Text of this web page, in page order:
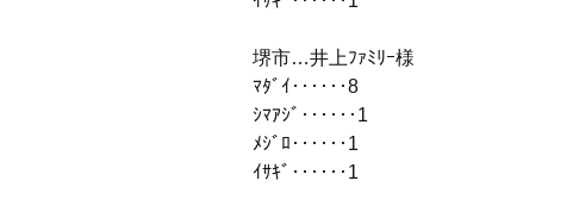
堺市…井上ﾌｧﾐﾘｰ様
ﾏﾀﾞｲ‥‥‥8
ｼﾏｱｼﾞ‥‥‥1
ﾒｼﾞﾛ‥‥‥1
ｲｻｷﾞ‥‥‥1